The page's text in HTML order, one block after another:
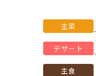
主菜
デザート
主食